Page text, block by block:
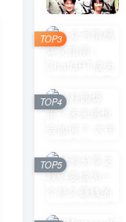
TOP3
TOP4
TOP5